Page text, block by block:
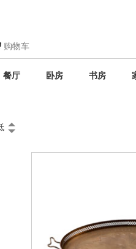
购物车
餐厅 卧房 书房